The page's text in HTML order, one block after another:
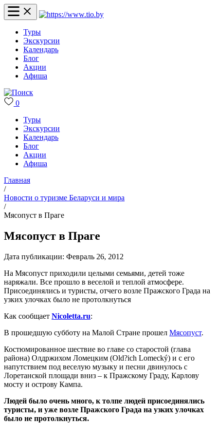
Туры
Экскурсии
Календарь
Блог
Акции
Афиша
0
Туры
Экскурсии
Календарь
Блог
Акции
Афиша
Главная
/
Новости о туризме Беларуси и мира
/
Мясопуст в Праге
Мясопуст в Праге
Дата публикации: Февраль 26, 2012
На Мясопуст приходили целыми семьями, детей тоже
наряжали. Все прошло в веселой и теплой атмосфере.
Присоединялись и туристы, отчего возле Пражского Града на
узких улочках было не протолкнуться
Как сообщает Nicoletta.ru:
В прошедшую субботу на Малой Стране прошел Мясопуст.
Костюмированное шествие во главе со старостой (глава
района) Олдржихом Ломецким (Old?ich Lomecký) и с его
напутствием под веселую музыку и песни двинулось с
Лоретанской площади вниз – к Пражскому Граду, Карлову
мосту и острову Кампа.
Людей было очень много, к толпе людей присоединялись
туристы, и уже возле Пражского Града на узких улочках
было не протолкнуться.